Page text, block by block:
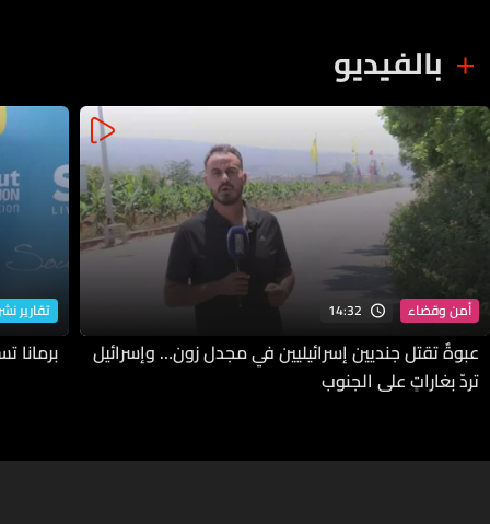
بالفيديو
أمن وقضاء 14:32
عبوةٌ تقتل جنديين إسرائيليين في مجدل زون… وإسرائيل
تردّ بغاراتٍ على الجنوب
تقارير
برمانا